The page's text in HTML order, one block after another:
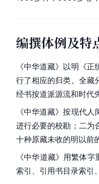
编撰体例及特
《中华道藏》以明《正
行了相应的归类。全藏
经书按道派源流和时代
《中华道藏》按现代
进行必要的校勘；二为
十种原藏未收的明以前
《中华道藏》用繁体
索引
、引用书目录索引